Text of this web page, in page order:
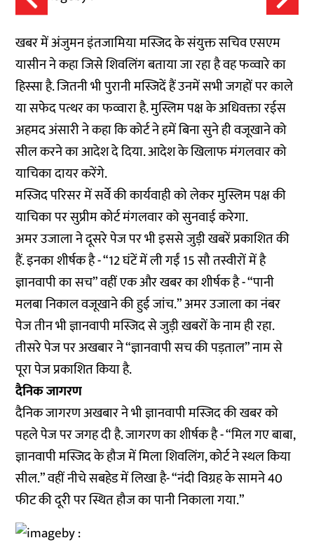
खबर में अंजुमन इंतजामिया मस्जिद के संयुक्त सचिव एसएम
यासीन ने कहा जिसे शिवलिंग बताया जा रहा है वह फव्वारे का
हिस्सा है. जितनी भी पुरानी मस्जिदें हैं उनमें सभी जगहों पर काले
या सफेद पत्थर का फव्वारा है. मुस्लिम पक्ष के अधिवक्ता रईस
अहमद अंसारी ने कहा कि कोर्ट ने हमें बिना सुने ही वजूखाने को
सील करने का आदेश दे दिया. आदेश के खिलाफ मंगलवार को
याचिका दायर करेंगे.
मस्जिद परिसर में सर्वे की कार्यवाही को लेकर मुस्लिम पक्ष की
याचिका पर सुप्रीम कोर्ट मंगलवार को सुनवाई करेगा.
अमर उजाला ने दूसरे पेज पर भी इससे जुड़ी खबरें प्रकाशित की
हैं. इनका शीर्षक है - “12 घंटें में ली गईं 15 सौ तस्वीरों में है
ज्ञानवापी का सच” वहीं एक और खबर का शीर्षक है - “पानी
मलबा निकाल वजूखाने की हुई जांच.” अमर उजाला का नंबर
पेज तीन भी ज्ञानवापी मस्जिद से जुड़ी खबरों के नाम ही रहा.
तीसरे पेज पर अखबार ने “ज्ञानवापी सच की पड़ताल” नाम से
पूरा पेज प्रकाशित किया है.
दैनिक जागरण
दैनिक जागरण अखबार ने भी ज्ञानवापी मस्जिद की खबर को
पहले पेज पर जगह दी है. जागरण का शीर्षक है - “मिल गए बाबा,
ज्ञानवापी मस्जिद के हौज में मिला शिवलिंग, कोर्ट ने स्थल किया
सील.” वहीं नीचे सबहेड में लिखा है- “नंदी विग्रह के सामने 40
फीट की दूरी पर स्थित हौज का पानी निकाला गया.”